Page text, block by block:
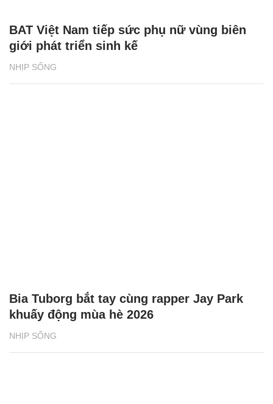
NHỊP SỐNG
BAT Việt Nam tiếp sức phụ nữ vùng biên
giới phát triển sinh kế
NHỊP SỐNG
Bia Tuborg bắt tay cùng rapper Jay Park
khuấy động mùa hè 2026